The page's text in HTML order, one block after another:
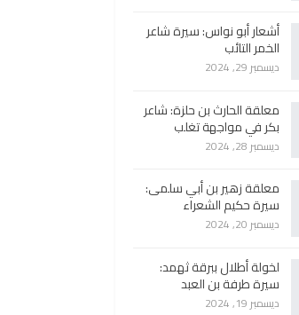
أشعار أبو نواس: سيرة شاعر
الخمر التائب
ديسمبر 29, 2024
معلقة الحارث بن حلزة: شاعر
بكر في مواجهة تغلب
ديسمبر 28, 2024
معلقة زهير بن أبي سلمى:
سيرة حكيم الشعراء
ديسمبر 20, 2024
لخولة أطلال ببرقة ثهمد:
سيرة طرفة بن العبد
ديسمبر 19, 2024